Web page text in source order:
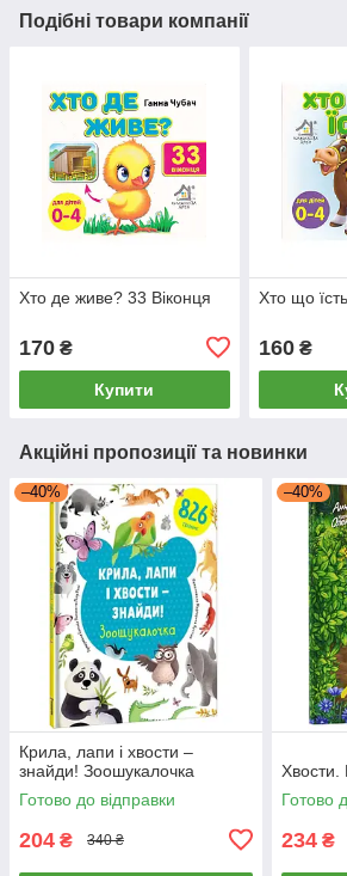
Подібні товари компанії
Хто де живе? 33 Віконця
170 ₴
Купити
Хто що
160₴
Акційні пропозиції та новинки
–40%
Крила, лапи і хвости –
знайди! Зоошукалочка
Готово до відправки
204 ₴ 340 ₴
–40%
Хвости.
Готово
234 ₴